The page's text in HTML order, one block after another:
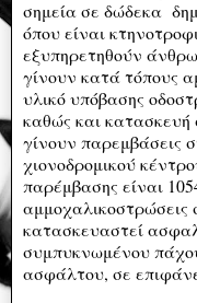
σημεία σε δώδεκα
όπου είναι
εξυπηρετηθούν
γίνουν κατά τόπους
υλικό υπόβασης
καθώς και
γίνουν παρεμβάσεις
χιονοδρομικού
παρέμβασης είναι
αμμοχαλικοστρώσεις
κατασκευαστεί
συμπυκνωμένου
ασφάλτου, σε